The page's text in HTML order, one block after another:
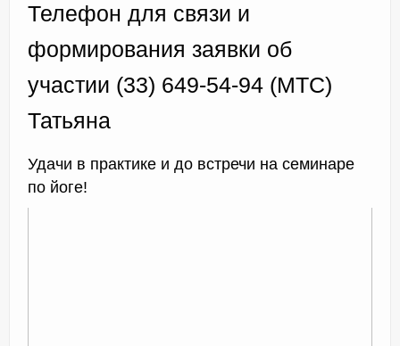
Телефон для связи и
формирования заявки об
участии (33) 649-54-94 (МТС)
Татьяна
Удачи в практике и до встречи на семинаре
по йоге!